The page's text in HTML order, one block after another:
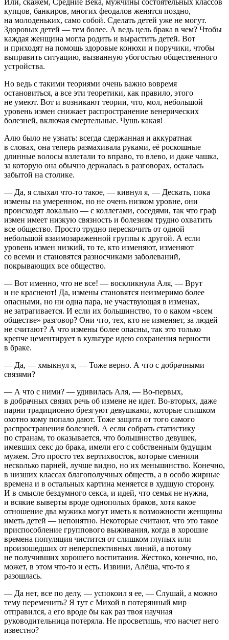
купцов, банкиров, многих феодалов женятся поздно,
на молоденьких, само собой. Сделать детей уже не могут.
Здоровых детей — тем более. А ведь цель брака в чем? Чтобы
каждая женщина могла родить и вырастить детей. Вот
и приходят на помощь здоровые конюхи и поручики, чтобы
выправить ситуацию, вызванную убогостью общественного
устройства.
Но ведь с такими теориями очень важно вовремя
остановиться, а все эти теоретики, как правило, этого
не умеют. Вот и возникают теории, что, мол, небольшой
уровень измен снижает распространение венерических
болезней, включая смертельные. Чушь какая!
Алю было не узнать: всегда сдержанная и аккуратная
в словах, она теперь размахивала руками, её роскошные
длинные волосы взлетали то вправо, то влево, и даже чашка,
за которую она обычно держалась в разговорах, осталась
забытой на столике.
— Да, я слыхал что-то такое, — кивнул я, — Дескать, пока
измены на умеренном, но не очень низком уровне, они
происходят локально — с коллегами, соседями, так что граф
измен имеет низкую связность и болезням трудно охватить
все общество. Просто трудно перескочить от одной
небольшой взаимозараженной группы к другой. А если
уровень измен низкий, то те, кто изменяют, изменяют
со всеми и становятся разносчиками заболеваний,
покрывающих все общество.
— Вот именно, что не все! — воскликнула Аля, — Врут
и не краснеют! Да, измены становятся неизмеримо более
опасными, но ни одна пара, не участвующая в изменах,
не затрагивается. И если их большинство, то о каком «всем
обществе» разговор? Они что, тех, кто не изменяет, за людей
не считают? А что измены более опасны, так это только
крепче цементирует в культуре идею сохранения верности
в браке.
— Да, — хмыкнул я, — Тоже верно. А что с добрачными
связями?
— А что с ними? — удивилась Аля, — Во-первых,
в добрачных связях речь об измене не идет. Во-вторых, даже
парни традиционно брезгуют девушками, которые слишком
охотно кому попало дают. Тоже защита от того самого
распространения болезней. А если собрать статистику
по странам, то оказывается, что большинство девушек,
имевших секс до брака, имели его с собственным будущим
мужем. Это просто тех вертихвосток, которые сменили
несколько парней, лучше видно, но их меньшинство. Конечно,
в низших классах благополучных обществ, а в особо жирные
времена и в остальных картина меняется в худшую сторону.
И в смысле бездумного секса, и идей, что семья не нужна,
и всякие выверты вроде однополых браков, хотя какое
отношение два мужика могут иметь к возможности женщины
иметь детей — непонятно. Некоторые считают, что это такое
приспособление группового выживания, когда в хорошие
времена популяция чистится от слишком глупых или
произошедших от неперспективных линий, а потому
не получивших хорошего воспитания. Жестоко, конечно, но,
может, в этом что-то и есть. Извини, Алёша, что-то я
разошлась.
— Да нет, все по делу, — успокоил я ее, — Слушай, а можно
тему переменить? Я тут с Михой в потерянный мир
отправился, а его вроде бы как раз твоя научная
руководительница потеряла. Не просветишь, что насчет него
известно?